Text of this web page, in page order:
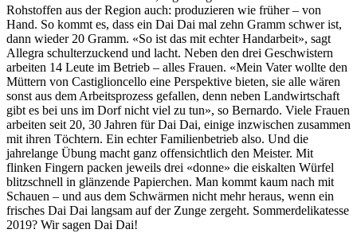
Rohstoffen aus der Region auch: produzieren wie früher – von
Hand. So kommt es, dass ein Dai Dai mal zehn Gramm schwer ist,
dann wieder 20 Gramm. «So ist das mit echter Handarbeit», sagt
Allegra schulterzuckend und lacht. Neben den drei Geschwistern
arbeiten 14 Leute im Betrieb – alles Frauen. «Mein Vater wollte den
Müttern von Castiglioncello eine Perspektive bieten, sie alle wären
sonst aus dem Arbeitsprozess gefallen, denn neben Landwirtschaft
gibt es bei uns im Dorf nicht viel zu tun», so Bernardo. Viele Frauen
arbeiten seit 20, 30 Jahren für Dai Dai, einige inzwischen zusammen
mit ihren Töchtern. Ein echter Familienbetrieb also. Und die
jahrelange Übung macht ganz offensichtlich den Meister. Mit
flinken Fingern packen jeweils drei «donne» die eiskalten Würfel
blitzschnell in glänzende Papierchen. Man kommt kaum nach mit
Schauen – und aus dem Schwärmen nicht mehr heraus, wenn ein
frisches Dai Dai langsam auf der Zunge zergeht. Sommerdelikatesse
2019? Wir sagen Dai Dai!